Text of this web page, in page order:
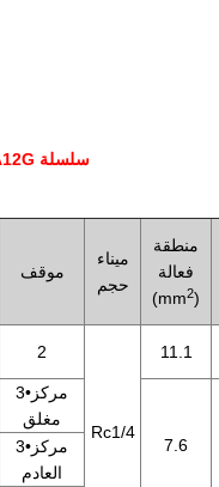
A12G سلسلة
موقف
ميناء
حجم
منطقة
فعالة
(mm2)
2
Rc1/4
11.1
3•مركز
مغلق
7.6
3•مركز
العادم